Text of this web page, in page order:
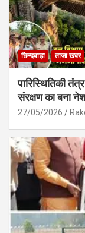
छिन्दवाड़ा ताजा खबर
पारिस्थितिकी
संरक्षण का बना
27/05/2026